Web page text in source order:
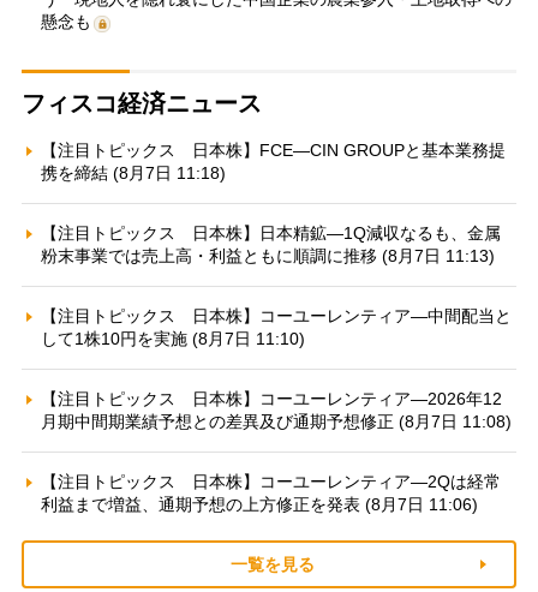
懸念も
フィスコ経済ニュース
【注目トピックス 日本株】FCE—CIN GROUPと基本業務提
携を締結 (8月7日 11:18)
【注目トピックス 日本株】日本精鉱—1Q減収なるも、金属
粉末事業では売上高・利益ともに順調に推移 (8月7日 11:13)
【注目トピックス 日本株】コーユーレンティア—中間配当と
して1株10円を実施 (8月7日 11:10)
【注目トピックス 日本株】コーユーレンティア—2026年12
月期中間期業績予想との差異及び通期予想修正 (8月7日 11:08)
【注目トピックス 日本株】コーユーレンティア—2Qは経常
利益まで増益、通期予想の上方修正を発表 (8月7日 11:06)
一覧を見る